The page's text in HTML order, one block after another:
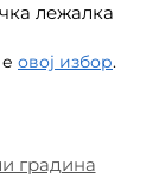
лежалка
овој избор.
градина